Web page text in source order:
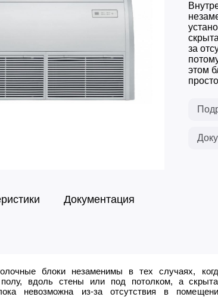
за
этом
Документация
блоки незаменимы в тех случаях,
полу, вдоль стены или под потолком, а
невозможна из-за отсутствия в